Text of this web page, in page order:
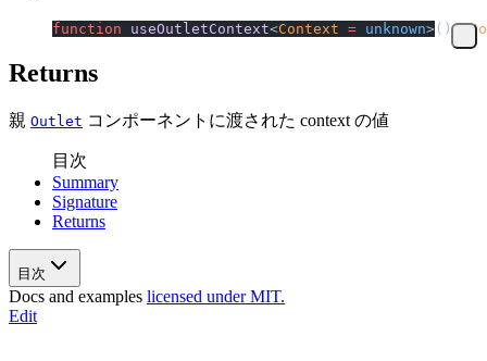
function useOutletContext<Context = unknown>():
Returns
親 Outlet コンポーネントに渡された context の値
目次
Summary
Signature
Returns
目次
Docs and examples licensed under MIT.
Edit